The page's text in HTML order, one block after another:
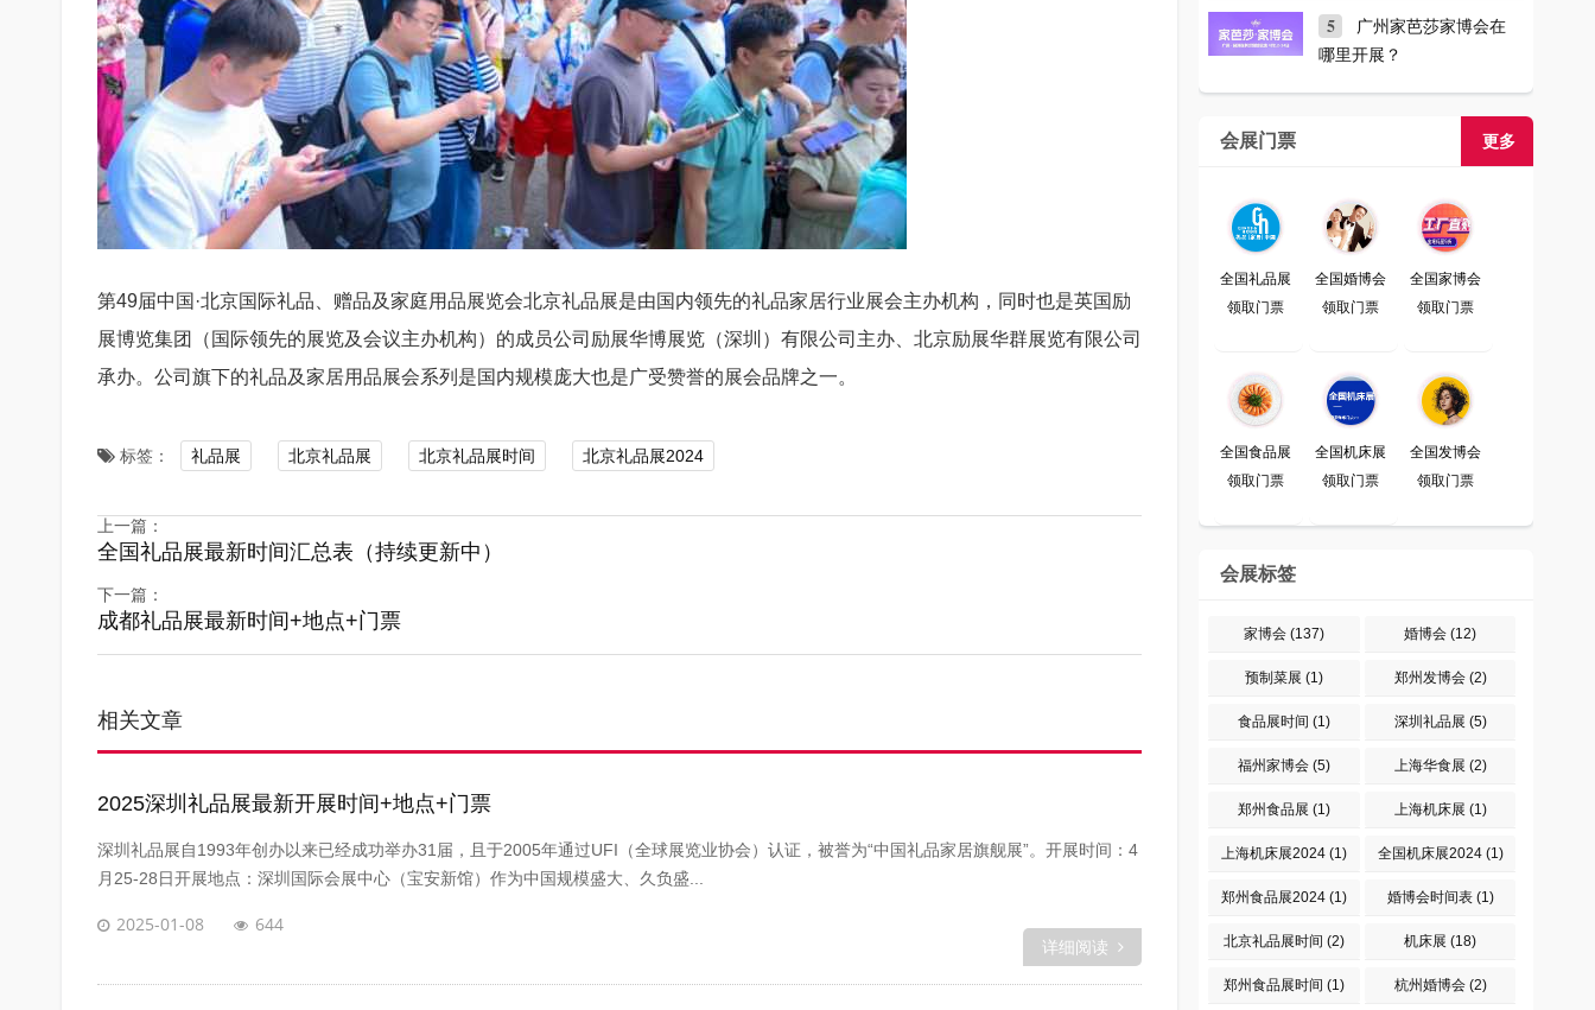
第49届中国·北京国际礼品、赠品及家庭用品展览会北京礼品展是由国内领先的礼品家居行业展会主办机构，同时也是英国励
展博览集团（国际领先的展览及会议主办机构）的成员公司励展华博展览（深圳）有限公司主办、北京励展华群展览有限公司
承办。公司旗下的礼品及家居用品展会系列是国内规模庞大也是广受赞誉的展会品牌之一。
标签： 礼品展 北京礼品展 北京礼品展时间 北京礼品展2024
上一篇：
全国礼品展最新时间汇总表（持续更新中）
下一篇：
成都礼品展最新时间+地点+门票
相关文章
2025深圳礼品展最新开展时间+地点+门票
深圳礼品展自1993年创办以来已经成功举办31届，且于2005年通过UFI（全球展览业协会）认证，被誉为“中国礼品家居旗舰展”。开展时间：4
月25-28日开展地点：深圳国际会展中心（宝安新馆）作为中国规模盛大、久负盛...
2025-01-08 644
详细阅读
5
广州家芭莎家博会在
哪里开展？
会展门票 更多
全国礼品展
领取门票
全国婚博会
领取门票
全国家博会
领取门票
全国食品展
领取门票
全国机床展
领取门票
全国发博会
领取门票
会展标签
家博会(137) 婚博会 (12)
预制菜展 (1) 郑州发博会(2)
食品展时间 (1) 深圳礼品展 (5)
福州家博会(5) 上海华食展 (2)
郑州食品展 (1) 上海机床展 (1)
上海机床展2024(1) 全国机床展2024(1)
郑州食品展2024(1) 婚博会时间表(1)
北京礼品展时间 (2) 机床展 (18)
郑州食品展时间 (1) 杭州婚博会(2)